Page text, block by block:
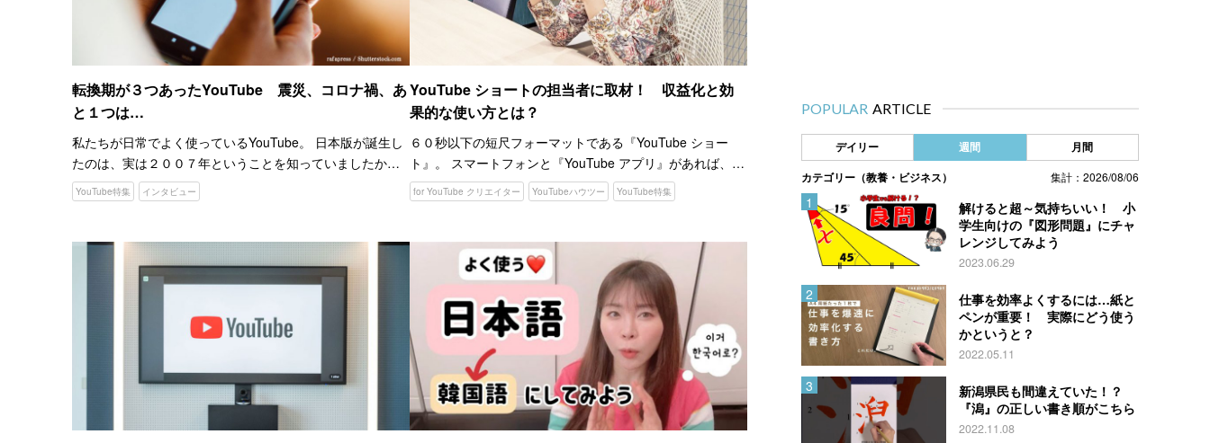
転換期が３つあったYouTube 震災、コロナ禍、あ
と１つは…
私たちが日常でよく使っているYouTube。 日本版が誕生し
たのは、実は２００７年ということを知っていましたか。
今では、HIKAKINさんや、はじめしゃちょーさんのような
人気YouTuberが、YouTube界を盛り上…
YouTube特集 インタビュー
YouTube ショートの担当者に取材！ 収益化と効
果的な使い方とは？
６０秒以下の短尺フォーマットである『YouTube ショー
ト』。 スマートフォンと『YouTube アプリ』があれば、誰
でも手軽に動画を制作できるのが魅力です。 ですが、「シ
ョートって何ができるの？」「収益化できる？」と…
for YouTube クリエイター YouTubeハウツー YouTube特集
POPULAR ARTICLE
デイリー 週間 月間
カテゴリー（教養・ビジネス） 集計：2026/08/06
かというと？
2022.05.11
解けると超～気持ちいい！ 小
学生向けの『図形問題』にチャ
レンジしてみよう
2023.06.29
新潟県民も間違えていた！？
『潟』の正しい書き順がこちら
2022.11.08
解けると超～気持ちいい！ 小
学生向けの『図形問題』にチャ
レンジしてみよう
2023.06.29
仕事を効率よくするには…紙と
ペンが重要！ 実際にどう使う
かというと？
2022.05.11
新潟県民も間違えていた！？
『潟』の正しい書き順がこちら
2022.11.08